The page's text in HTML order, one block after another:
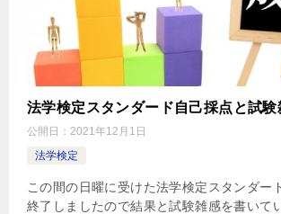
法学検定スタンダード自己採点と試験
公開日： 2021年12月1日
法学検定
この間の日曜に受けた法学検定スタンダー
終了しましたので結果と試験雑感を書いて